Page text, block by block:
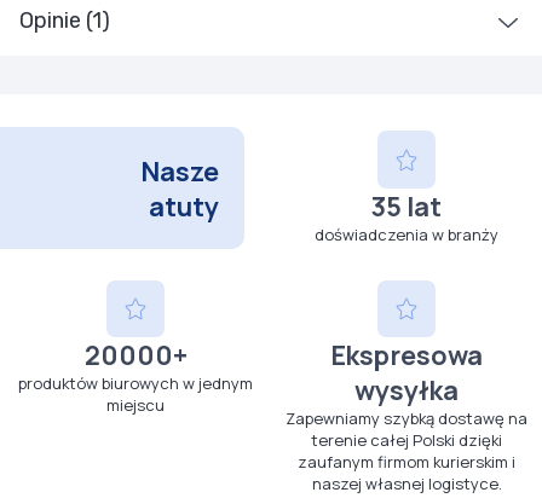
Opinie (1)
Nasze
atuty
35 lat
doświadczenia w branży
20000+
produktów biurowych w jednym
miejscu
Ekspresowa
wysyłka
Zapewniamy szybką dostawę na
terenie całej Polski dzięki
zaufanym firmom kurierskim i
naszej własnej logistyce.